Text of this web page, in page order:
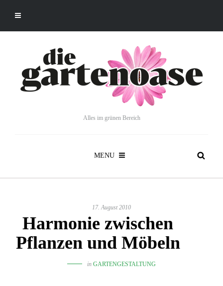
Alles im grünen Bereich
MENU
17. August 2010
Harmonie zwischen
Pflanzen und Möbeln
in GARTENGESTALTUNG